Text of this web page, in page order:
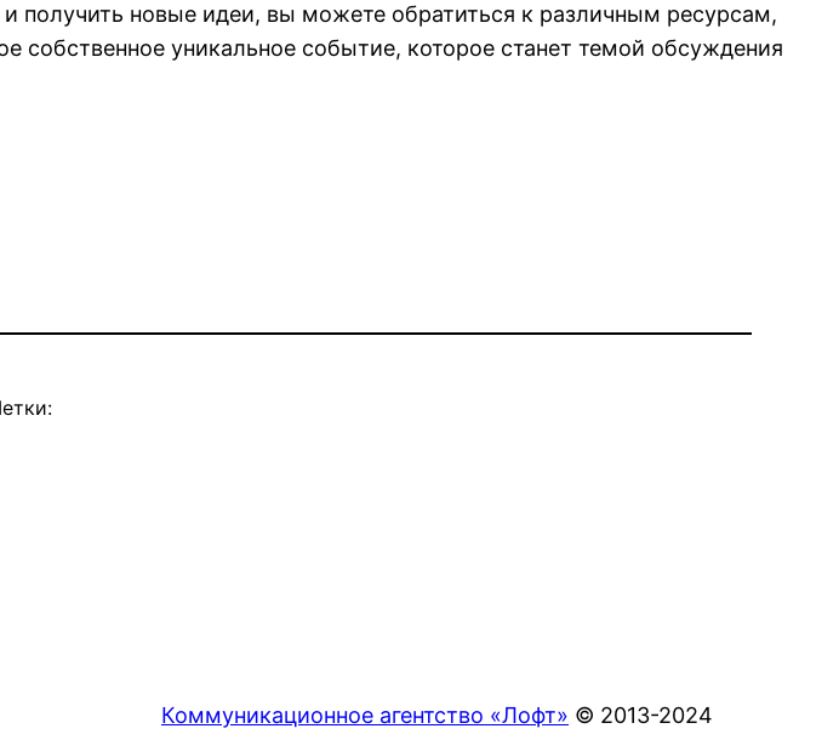
получить новые идеи, вы можете обратиться к различным ресурсам,
собственное уникальное событие, которое станет темой обсуждения
Коммуникационное агентство «Лофт» © 2013-2024